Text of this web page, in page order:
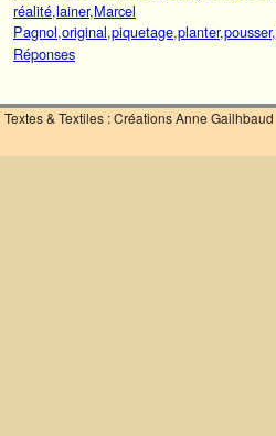
réalité,lainer,Marcel
Pagnol,original,piquetage,planter,pousser,
Réponses
Textes & Textiles : Créations Anne Gailhbaud